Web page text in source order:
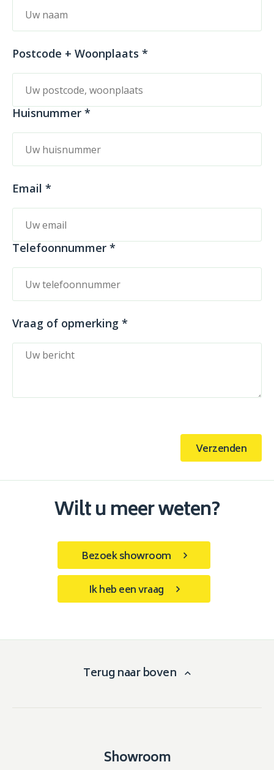
Postcode + Woonplaats *
Huisnummer *
Email *
Telefoonnummer *
Vraag of opmerking *
Verzenden
Wilt u meer weten?
Bezoek showroom
Ik heb een vraag
Terug naar boven
Showroom